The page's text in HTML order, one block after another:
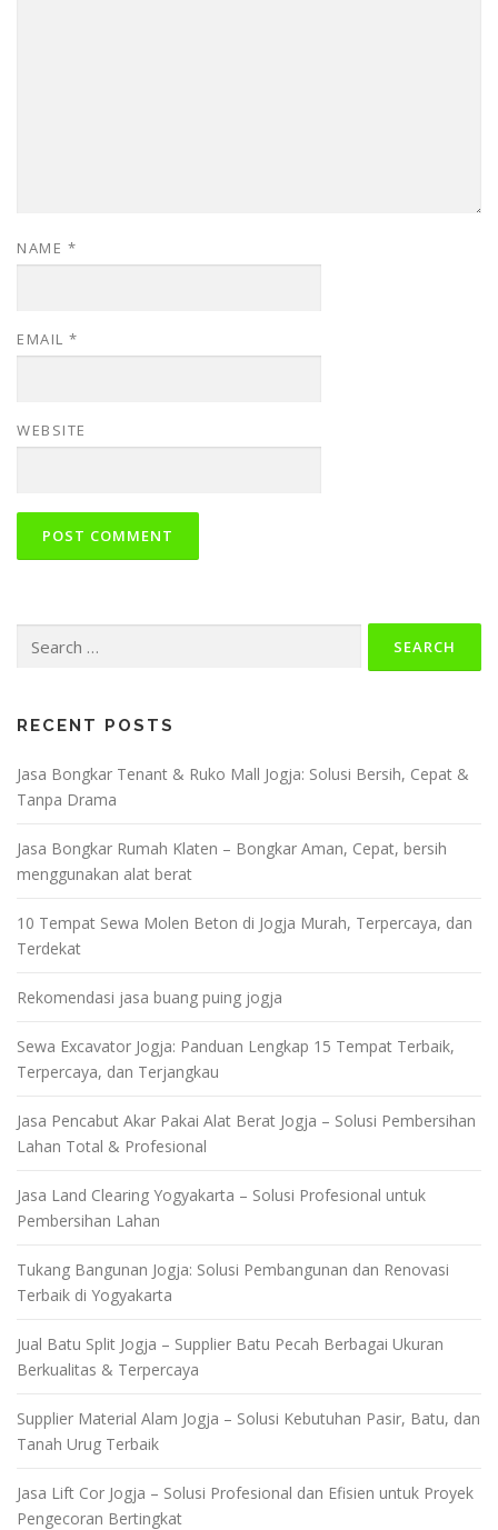
NAME *
EMAIL *
WEBSITE
for:
RECENT POSTS
Jasa Bongkar Tenant & Ruko Mall Jogja: Solusi Bersih, Cepat &
Tanpa Drama
Jasa Bongkar Rumah Klaten – Bongkar Aman, Cepat, bersih
menggunakan alat berat
10 Tempat Sewa Molen Beton di Jogja Murah, Terpercaya, dan
Terdekat
Rekomendasi jasa buang puing jogja
Sewa Excavator Jogja: Panduan Lengkap 15 Tempat Terbaik,
Terpercaya, dan Terjangkau
Jasa Pencabut Akar Pakai Alat Berat Jogja – Solusi Pembersihan
Lahan Total & Profesional
Jasa Land Clearing Yogyakarta – Solusi Profesional untuk
Pembersihan Lahan
Tukang Bangunan Jogja: Solusi Pembangunan dan Renovasi
Terbaik di Yogyakarta
Jual Batu Split Jogja – Supplier Batu Pecah Berbagai Ukuran
Berkualitas & Terpercaya
Supplier Material Alam Jogja – Solusi Kebutuhan Pasir, Batu, dan
Tanah Urug Terbaik
Jasa Lift Cor Jogja – Solusi Profesional dan Efisien untuk Proyek
Pengecoran Bertingkat